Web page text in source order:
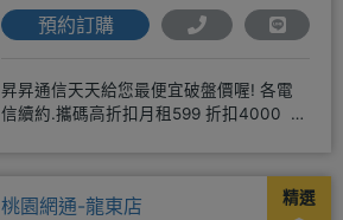
預約訂購
昇昇通信天天給您最便宜破盤價喔! 各電
信續約.攜碼高折扣月租599 折扣4000 月
精選
桃園網通-龍東店